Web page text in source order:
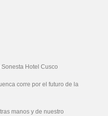
Hotel Cusco
corre por el futuro de la
manos y de nuestro